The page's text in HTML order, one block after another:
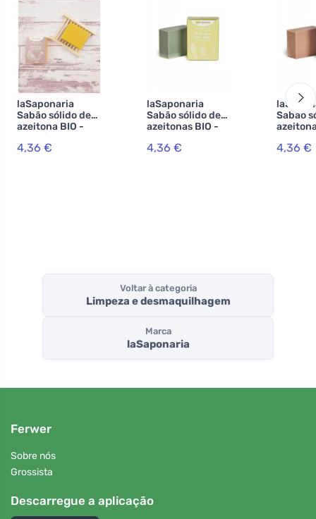
laSaponaria
Sabão sólido de
azeitona BIO -
Laranja e canela
(100 g)
4,36 €
laSaponaria
Sabão sólido de
azeitonas BIO -
mediterrânicas
4,36 €
Sabão
tintas
4,36 €
Voltar à categoria
Limpeza e desmaquilhagem
Marca
laSaponaria
Ferwer
Sobre nós
Grossista
Descarregue a aplicação